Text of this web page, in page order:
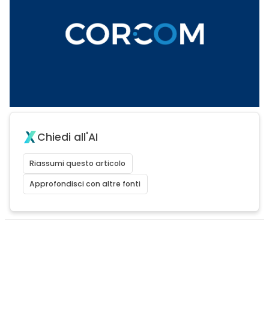
Chiedi all'AI
Riassumi questo articolo
Approfondisci con altre fonti